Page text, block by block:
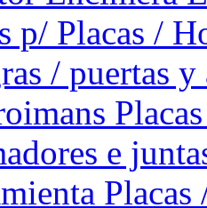
p/ Placas /
/ puertas y
e